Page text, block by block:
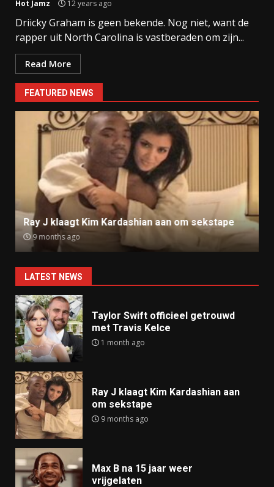
Hot Jamz 12 years ago
Driicky Graham is geen bekende. Nog niet, want de
rapper uit North Carolina is vastberaden om zijn...
Read More
FEATURED NEWS
Ray J klaagt Kim Kardashian aan om sekstape
9 months ago
LATEST NEWS
Taylor Swift officieel getrouwd
met Travis Kelce
1 month ago
Ray J klaagt Kim Kardashian aan
om sekstape
9 months ago
Max B na 15 jaar weer
vrijgelaten